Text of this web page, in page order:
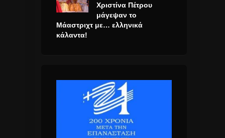
Χριστίνα Πέτρου
μάγεψαν το
Μάαστριχτ με… ελληνικά
κάλαντα!